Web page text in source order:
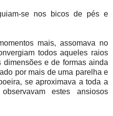
se nos bicos de pés e
mais, assomava no
todos aqueles raios
e de formas ainda
por mais de uma parelha e
se aproximava a toda a
estes ansiosos